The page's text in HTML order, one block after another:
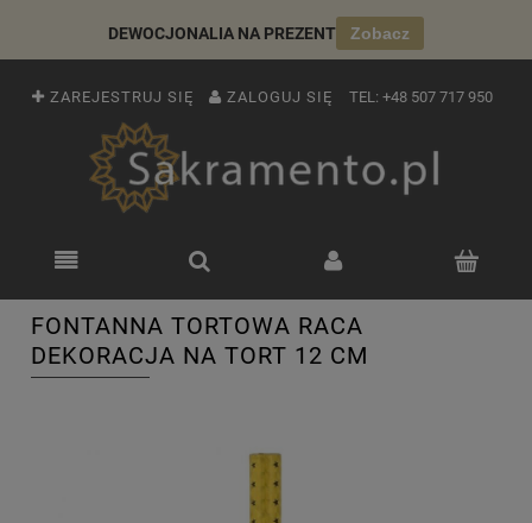
DEWOCJONALIA NA PREZENT Zobacz
ZAREJESTRUJ SIĘ ZALOGUJ SIĘ TEL: +48 507 717 950
FONTANNA TORTOWA RACA
DEKORACJA NA TORT 12 CM